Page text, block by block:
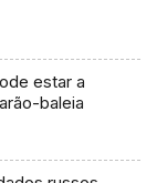
estar a
baleia